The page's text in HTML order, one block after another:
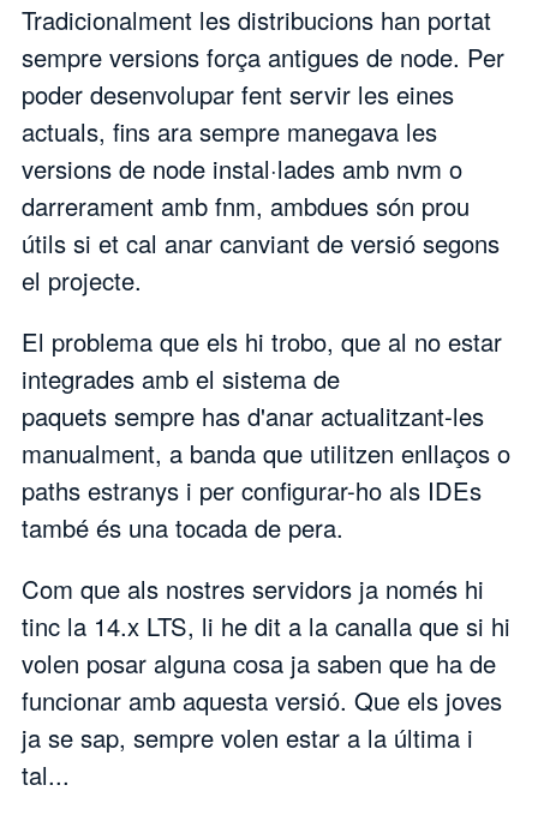
Tradicionalment les distribucions han portat
sempre versions força antigues de node. Per
poder desenvolupar fent servir les eines
actuals, fins ara sempre manegava les
versions de node instal·lades amb nvm o
darrerament amb fnm, ambdues són prou
útils si et cal anar canviant de versió segons
el projecte.
El problema que els hi trobo, que al no estar
integrades amb el sistema de
paquets sempre has d'anar actualitzant-les
manualment, a banda que utilitzen enllaços o
paths estranys i per configurar-ho als IDEs
també és una tocada de pera.
Com que als nostres servidors ja només hi
tinc la 14.x LTS, li he dit a la canalla que si hi
volen posar alguna cosa ja saben que ha de
funcionar amb aquesta versió. Que els joves
ja se sap, sempre volen estar a la última i
tal...